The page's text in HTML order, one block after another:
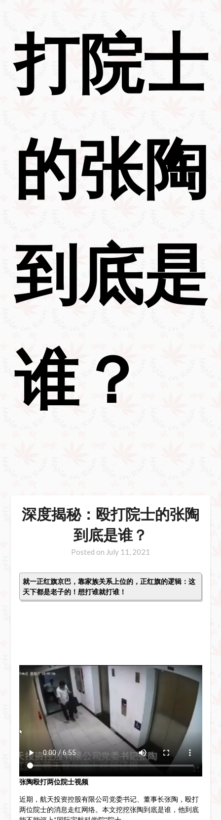
打院士
的张陶
到底是
谁？
深度揭秘：殴打院士的张陶
到底是谁？
Posted on July 11, 2021
就一正红旗京巴，靠家族关系上位的，正红旗的逻辑：这
天下都是老子的！想打谁就打谁！
张陶殴打两位院士视频
近期，航天投资控股有限公司党委书记、董事长张陶，殴打
两位院士的消息走红网络。本文挖挖张陶到底是谁，他到底